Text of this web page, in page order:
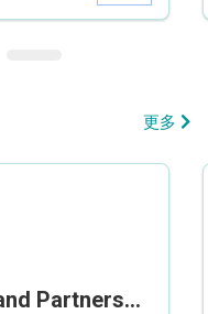
更多
Manager, Card Usage and Partnership